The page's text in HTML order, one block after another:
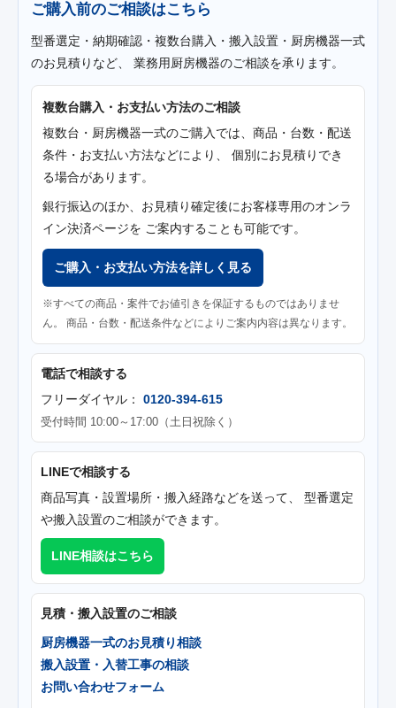
ご購入前のご相談はこちら
型番選定・納期確認・複数台購入・搬入設置・厨房機器一式
のお見積りなど、 業務用厨房機器のご相談を承ります。
複数台購入・お支払い方法のご相談
複数台・厨房機器一式のご購入では、商品・台数・配送
条件・お支払い方法などにより、 個別にお見積りでき
る場合があります。
銀行振込のほか、お見積り確定後にお客様専用のオンラ
イン決済ページを ご案内することも可能です。
ご購入・お支払い方法を詳しく見る
※すべての商品・案件でお値引きを保証するものではありませ
ん。 商品・台数・配送条件などによりご案内内容は異なります。
電話で相談する
フリーダイヤル： 0120-394-615
受付時間 10:00～17:00（土日祝除く）
LINEで相談する
商品写真・設置場所・搬入経路などを送って、 型番選定
や搬入設置のご相談ができます。
LINE相談はこちら
見積・搬入設置のご相談
厨房機器一式のお見積り相談
搬入設置・入替工事の相談
お問い合わせフォーム